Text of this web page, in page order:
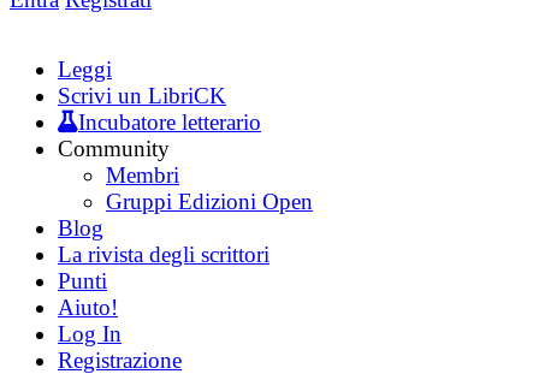
Leggi
Scrivi un LibriCK
Incubatore letterario
Community
Membri
Gruppi Edizioni Open
Blog
La rivista degli scrittori
Punti
Aiuto!
Log In
Registrazione